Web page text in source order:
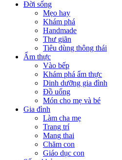
Đời sống
Mẹo hay
Khám phá
Handmade
Thư giãn
Tiêu dùng thông thái
Ẩm thực
Vào bếp
Khám phá ẩm thực
Dinh dưỡng gia đình
Đồ uống
Món cho mẹ và bé
Gia đình
Làm cha mẹ
Trang trí
Mang thai
Chăm con
Giáo dục con